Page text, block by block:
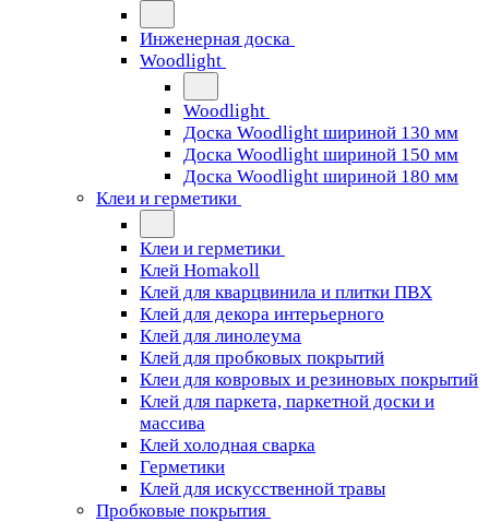
Инженерная доска
Woodlight
Woodlight
Доска Woodlight шириной 130 мм
Доска Woodlight шириной 150 мм
Доска Woodlight шириной 180 мм
Клеи и герметики
Клеи и герметики
Клей Homakoll
Клей для кварцвинила и плитки ПВХ
Клей для декора интерьерного
Клей для линолеума
Клей для пробковых покрытий
Клеи для ковровых и резиновых покрытий
Клей для паркета, паркетной доски и
массива
Клей холодная сварка
Герметики
Клей для искусственной травы
Пробковые покрытия